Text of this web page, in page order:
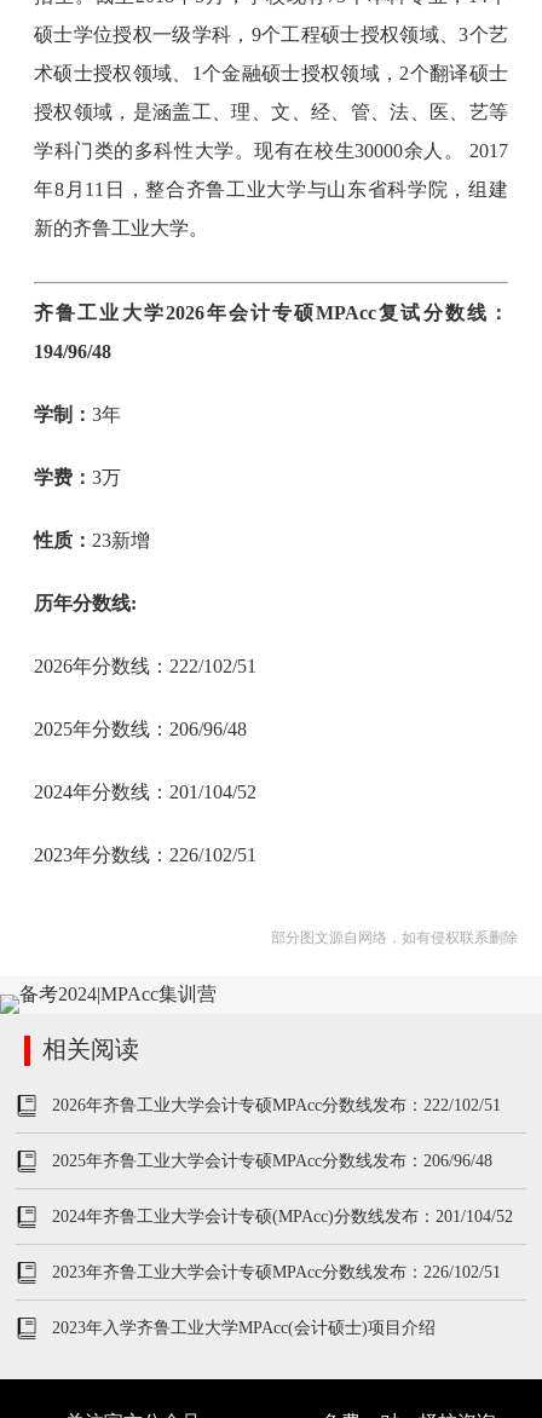
硕士学位授权一级学科，9个工程硕士授权领域、3个艺
术硕士授权领域、1个金融硕士授权领域，2个翻译硕士
授权领域，是涵盖工、理、文、经、管、法、医、艺等
学科门类的多科性大学。现有在校生30000余人。 2017
年8月11日，整合齐鲁工业大学与山东省科学院，组建
新的齐鲁工业大学。
齐鲁工业大学2026年会计专硕MPAcc复试分数线：
194/96/48
学制：3年
学费：3万
性质： 23新增
历年分数线:
2026年分数线：222/102/51
2025年分数线：206/96/48
2024年分数线：201/104/52
2023年分数线：226/102/51
部分图文源自网络，如有侵权联系删除
相关阅读
2026年齐鲁工业大学会计专硕MPAcc分数线发布：222/102/51
2025年齐鲁工业大学会计专硕MPAcc分数线发布：206/96/48
2024年齐鲁工业大学会计专硕(MPAcc)分数线发布：201/104/52
2023年齐鲁工业大学会计专硕MPAcc分数线发布：226/102/51
2023年入学齐鲁工业大学MPAcc(会计硕士)项目介绍